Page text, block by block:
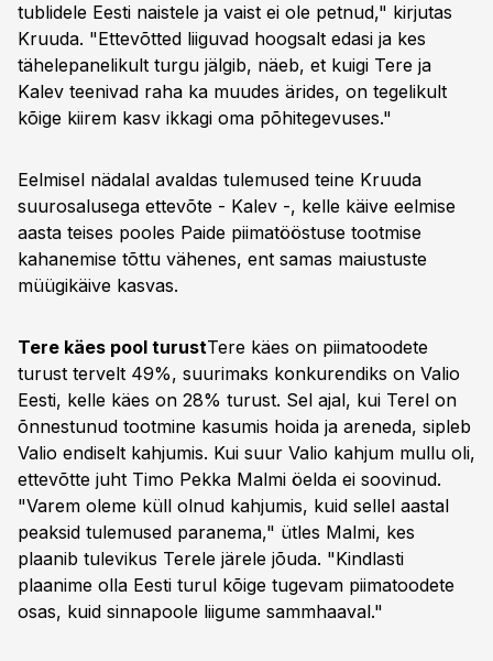
tublidele Eesti naistele ja vaist ei ole petnud," kirjutas
Kruuda. "Ettevõtted liiguvad hoogsalt edasi ja kes
tähelepanelikult turgu jälgib, näeb, et kuigi Tere ja
Kalev teenivad raha ka muudes ärides, on tegelikult
kõige kiirem kasv ikkagi oma põhitegevuses."
Eelmisel nädalal avaldas tulemused teine Kruuda
suurosalusega ettevõte - Kalev -, kelle käive eelmise
aasta teises pooles Paide piimatööstuse tootmise
kahanemise tõttu vähenes, ent samas maiustuste
müügikäive kasvas.
Tere käes pool turustTere käes on piimatoodete
turust tervelt 49%, suurimaks konkurendiks on Valio
Eesti, kelle käes on 28% turust. Sel ajal, kui Terel on
õnnestunud tootmine kasumis hoida ja areneda, sipleb
Valio endiselt kahjumis. Kui suur Valio kahjum mullu oli,
ettevõtte juht Timo Pekka Malmi öelda ei soovinud.
"Varem oleme küll olnud kahjumis, kuid sellel aastal
peaksid tulemused paranema," ütles Malmi, kes
plaanib tulevikus Terele järele jõuda. "Kindlasti
plaanime olla Eesti turul kõige tugevam piimatoodete
osas, kuid sinnapoole liigume sammhaaval."